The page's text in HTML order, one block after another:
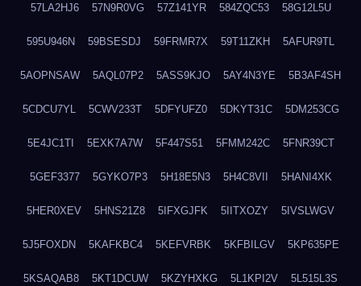
57LA2HJ6 57N9R0VG 57Z141YR 584ZQC53 58G12L5U
595U946N 59BSESDJ 59FRMR7X 59T11ZKH 5AFUR9TL
5AOPNSAW 5AQL07P2 5ASS9KJO 5AY4N3YE 5B3AF4SH
5CDCU7YL 5CWV233T 5DFYUFZ0 5DKYT31C 5DM253CG
5E4JC1TI 5EXK7A7W 5F447S51 5FMM242C 5FNR39CT
5GEF3377 5GYKO7P3 5H18E5N3 5H4C8VII 5HANI4XK
5HER0XEV 5HNS21Z8 5IFXGJFK 5IITXOZY 5IVSLWGV
5J5FOXDN 5KAFKBC4 5KEFVRBK 5KFBILGV 5KP635PE
5KSAQAB8 5KT1DCUW 5KZYHXKG 5L1KPI2V 5L515L3S